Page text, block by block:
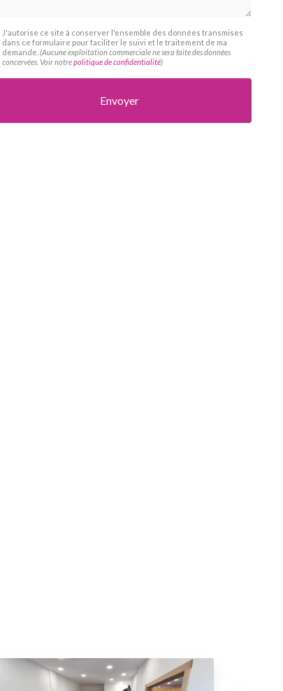
J'autorise ce site à conserver l'ensemble des données transmises
dans ce formulaire pour faciliter le suivi et le traitement de ma
demande. (Aucune exploitation commerciale ne sera faite des données
concervées. Voir notrepolitique de confidentialité)